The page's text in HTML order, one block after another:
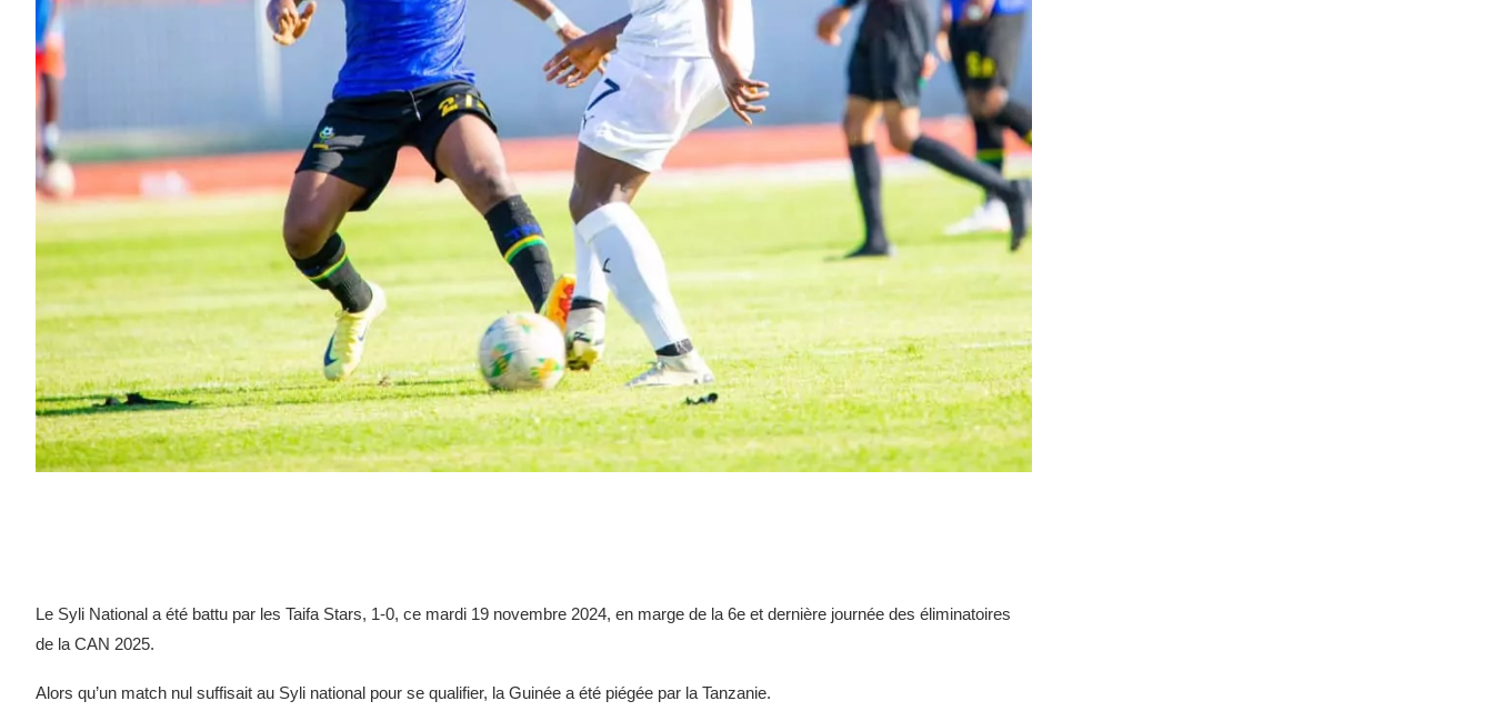
Le Syli National a été battu par les Taifa Stars, 1-0, ce mardi 19 novembre 2024, en marge de la 6e et dernière journée des éliminatoires
de la CAN 2025.
Alors qu’un match nul suffisait au Syli national pour se qualifier, la Guinée a été piégée par la Tanzanie.